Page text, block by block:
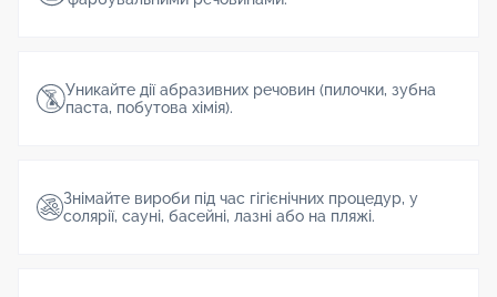
Уникайте дії абразивних речовин (пилочки, зубна
паста, побутова хімія).
Знімайте вироби під час гігієнічних процедур, у
солярії, сауні, басейні, лазні або на пляжі.